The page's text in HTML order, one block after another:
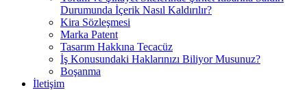
Durumunda İçerik Nasıl Kaldırılır?
Kira Sözleşmesi
Marka Patent
Tasarım Hakkına Tecacüz
İş Konusundaki Haklarınızı Biliyor Musunuz?
Boşanma
İletişim